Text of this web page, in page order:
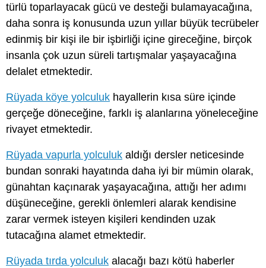
türlü toparlayacak gücü ve desteği bulamayacağına,
daha sonra iş konusunda uzun yıllar büyük tecrübeler
edinmiş bir kişi ile bir işbirliği içine gireceğine, birçok
insanla çok uzun süreli tartışmalar yaşayacağına
delalet etmektedir.
Rüyada köye yolculuk hayallerin kısa süre içinde
gerçeğe döneceğine, farklı iş alanlarına yöneleceğine
rivayet etmektedir.
Rüyada vapurla yolculuk aldığı dersler neticesinde
bundan sonraki hayatında daha iyi bir mümin olarak,
günahtan kaçınarak yaşayacağına, attığı her adımı
düşüneceğine, gerekli önlemleri alarak kendisine
zarar vermek isteyen kişileri kendinden uzak
tutacağına alamet etmektedir.
Rüyada tırda yolculuk alacağı bazı kötü haberler